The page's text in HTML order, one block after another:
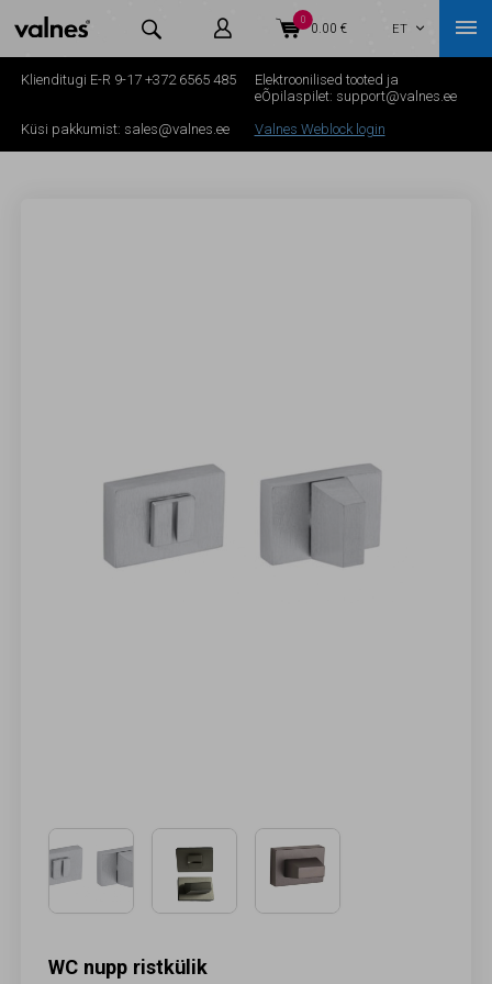
  0
 0.00 € ET 
Klienditugi E-R 9-17 +372 6565 485
Elektroonilised tooted ja
eÕpilaspilet: support@valnes.ee
Küsi pakkumist: sales@valnes.ee Valnes Weblock login
WC nupp ristkülik